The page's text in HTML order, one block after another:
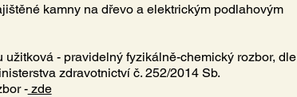
kamny na dřevo a elektrickým podlahovým
užitková - pravidelný fyzikálně-chemický rozbor, dle
zdravotnictví č. 252/2014 Sb.
-zde